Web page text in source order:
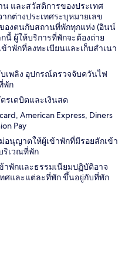
และสวัสดิการของประเทศ
กต่างประเทศระบุหมายเลข
งตนกับสถานที่พักทุกแห่ง (อินน์
นี้ ผู้ให้บริการที่พักจะต้องถ่าย
าพักที่ลงทะเบียนและเก็บสำเนา
เพลิง อุปกรณ์ตรวจจับควันไฟ
พัก
รเดบิตและเงินสด
American Express, Diners
Pay
อนุญาตให้ผู้เข้าพักที่มีรอยสักเข้า
ริเวณที่พัก
าพักและธรรมเนียมปฏิบัติอาจ
ศและแต่ละที่พัก ขึ้นอยู่กับที่พัก